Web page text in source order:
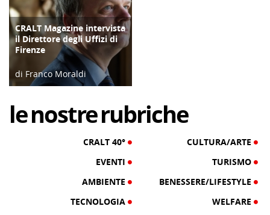
COPERTINA
CRALT Magazine intervista
il Direttore degli Uffizi di
Firenze
di Franco Moraldi
lenostrerubriche
CRALT 40°
CULTURA/ARTE
EVENTI
TURISMO
AMBIENTE
BENESSERE/LIFESTYLE
TECNOLOGIA
WELFARE